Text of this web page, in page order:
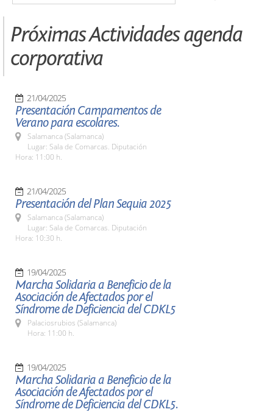
Próximas Actividades agenda
corporativa
21/04/2025
Presentación Campamentos de
Verano para escolares.
Salamanca (Salamanca)
Lugar: Sala de Comarcas. Diputación
Hora: 11:00 h.
21/04/2025
Presentación del Plan Sequia 2025
Salamanca (Salamanca)
Lugar: Sala de Comarcas. Diputación
Hora: 10:30 h.
19/04/2025
Marcha Solidaria a Beneficio de la
Asociación de Afectados por el
Síndrome de Deficiencia del CDKL5
Palaciosrubios (Salamanca)
Hora: 11:00 h.
19/04/2025
Marcha Solidaria a Beneficio de la
Asociación de Afectados por el
Síndrome de Deficiencia del CDKL5.